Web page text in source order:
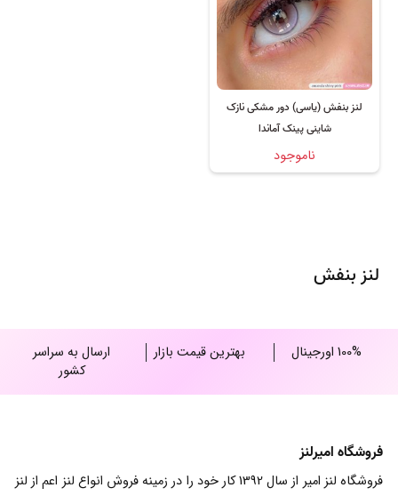
لنز بنفش (یاسی) دور مشکی نازک
شاینی پینک آماندا
ناموجود
لنز بنفش
100% اورجینال بهترین قیمت بازار
ارسال به سراسر
کشور
فروشگاه امیرلنز
فروشگاه لنز امیر از سال 1392 کار خود را در زمینه فروش انواع لنز اعم از لنز